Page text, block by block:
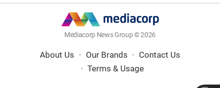
Mediacorp News Group © 2026
About Us Our Brands
Contact Us
Terms & Usage